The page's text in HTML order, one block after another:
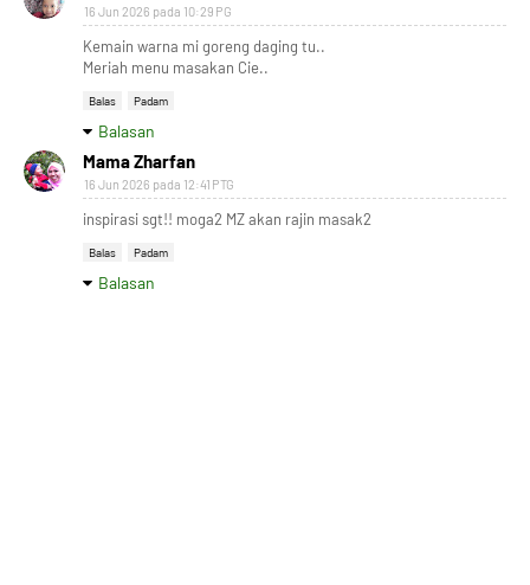
16 Jun 2026 pada 10:29 PG
Kemain warna mi goreng daging tu..
Meriah menu masakan Cie..
Balas Padam
Balasan
Mama Zharfan
16 Jun 2026 pada 12:41 PTG
inspirasi sgt!! moga2 MZ akan rajin masak2
Balas Padam
Balasan